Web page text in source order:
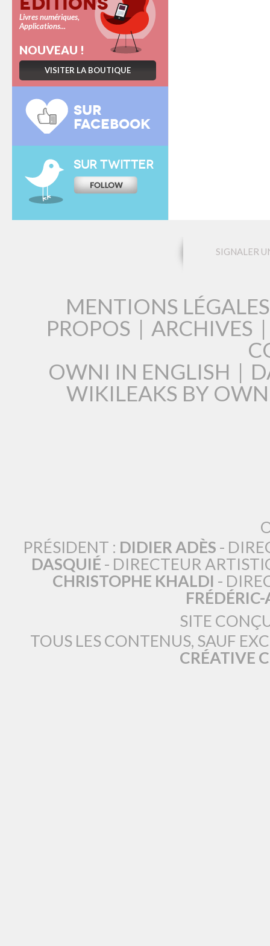
Livres numériques,
Applications...
NOUVEAU !
VISITER LA BOUTIQUE
SUR
FACEBOOK
SUR TWITTER
SIGNALER
MENTIONS LÉGALES
PROPOS | ARCHIVES |
OWNI IN ENGLISH |
WIKILEAKS BY
PRÉSIDENT : DIDIER ADÈS -
DASQUIÉ - DIRECTEUR
CHRISTOPHE KHALDI -
SITE
TOUS LES CONTENUS, SAUF
CRÉATIVE